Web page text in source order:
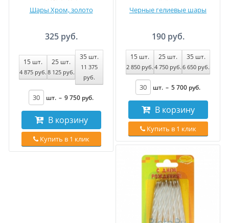
Шары Хром, золото
325 руб.
15 шт.
4 875 руб.
25 шт.
8 125 руб.
35 шт.
11 375
руб.
шт. – 9 750 руб.
В корзину
Купить в 1 клик
Черные гелиевые шары
190 руб.
15 шт.
2 850 руб.
25 шт.
4 750 руб.
35 шт.
6 650 руб.
шт. – 5 700 руб.
В корзину
Купить в 1 клик